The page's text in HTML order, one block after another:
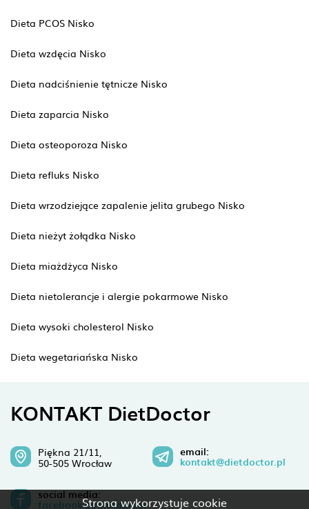
Strona wykorzystuje cookie
Dieta PCOS Nisko
Dieta wzdęcia Nisko
Dieta nadciśnienie tętnicze Nisko
Dieta zaparcia Nisko
Dieta osteoporoza Nisko
Dieta refluks Nisko
Dieta wrzodziejące zapalenie jelita grubego Nisko
Dieta nieżyt żołądka Nisko
Dieta miażdżyca Nisko
Dieta nietolerancje i alergie pokarmowe Nisko
Dieta wysoki cholesterol Nisko
Dieta wegetariańska Nisko
KONTAKT DietDoctor
Piękna 21/11,
50-505 Wrocław
email:
kontakt@dietdoctor.pl
social media:
facebook.pl/dietdoctor